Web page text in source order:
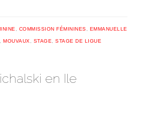
COMMISSION FÉMININES EMMANUELLE
MOUVAUX STAGE STAGE DE LIGUE
en Ile